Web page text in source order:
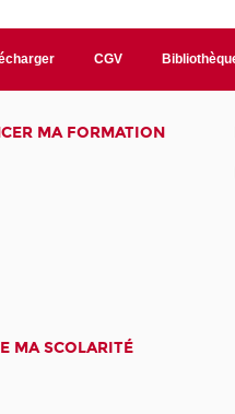
CGV
MA FORMATION
MA SCOLARITÉ